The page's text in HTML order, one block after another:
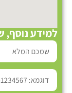
למידע נוסף,